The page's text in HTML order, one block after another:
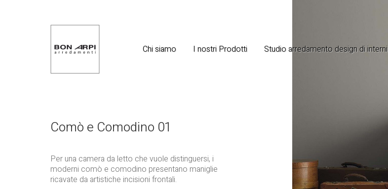
Chi siamo I nostri Prodotti Studio arredamento design di interni
Comò e Comodino 01
Per una camera da letto che vuole distinguersi, i
moderni comò e comodino presentano maniglie
ricavate da artistiche incisioni frontali.